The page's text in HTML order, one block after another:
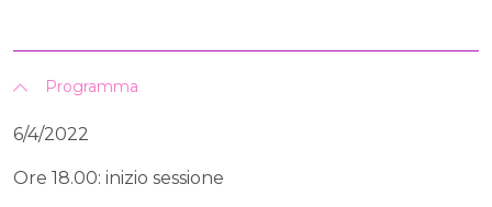
Programma
6/4/2022
Ore 18.00: inizio sessione